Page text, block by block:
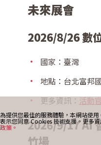
聯絡我們
未來展會
2026/8/26 數
國家：臺灣
地點：台北富邦
更多資訊：活動
2026/9/17 AI
竹場
為提供您最佳的服務體驗，本網站使
表示您同意 Cookies 技術支援。更多
政策。